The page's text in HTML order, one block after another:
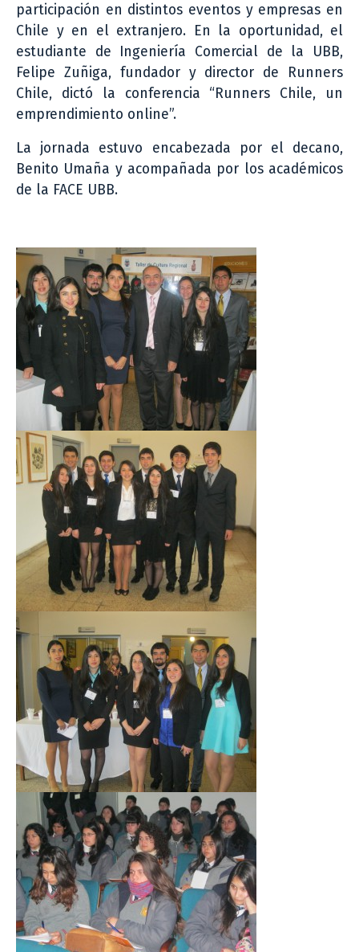
participación en distintos eventos y empresas en
Chile y en el extranjero. En la oportunidad, el
estudiante de Ingeniería Comercial de la UBB,
Felipe Zuñiga, fundador y director de Runners
Chile, dictó la conferencia “Runners Chile, un
emprendimiento online”.
La jornada estuvo encabezada por el decano,
Benito Umaña y acompañada por los académicos
de la FACE UBB.